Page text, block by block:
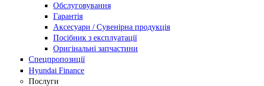
Обслуговування
Гарантія
Аксесуари / Сувенірна продукція
Посібник з експлуатації
Оригінальні запчастини
Спецпропозиції
Hyundai Finance
Послуги